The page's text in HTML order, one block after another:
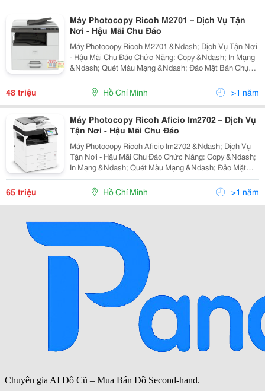
Máy Photocopy Ricoh M2701 – Dịch Vụ Tận
Nơi - Hậu Mãi Chu Đáo
Máy Photocopy Ricoh M2701 &Ndash; Dịch Vụ Tận Nơi
- Hậu Mãi Chu Đáo Chức Năng: Copy &Ndash; In Mạng
&Ndash; Quét Màu Mạng &Ndash; Đảo Mặt Bản Chụp
&Ndash; Nạp Đảo Bản Gốc Tự Động Tốc Độ Copy/In:
27 Trang A4/Phút Khổ Giấy: A6 &Ndash; A3 Dung
48 triệu Hồ Chí Minh >1 năm
Máy Photocopy Ricoh Aficio Im2702 – Dịch Vụ
Tận Nơi - Hậu Mãi Chu Đáo
Máy Photocopy Ricoh Aficio Im2702 &Ndash; Dịch Vụ
Tận Nơi - Hậu Mãi Chu Đáo Chức Năng: Copy &Ndash;
In Mạng &Ndash; Quét Màu Mạng &Ndash; Đảo Mặt
Bản Chụp &Ndash; Nạp Đảo Bản Gốc Tự Động
&Ndash; Màn Điều Khiển Thông Minh Sop Tốc Độ
Copy/In: 27 Tra
65 triệu Hồ Chí Minh >1 năm